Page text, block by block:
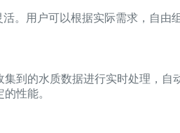
。用户可以根据实际需求，自
到的水质数据进行实时处理，
性能。